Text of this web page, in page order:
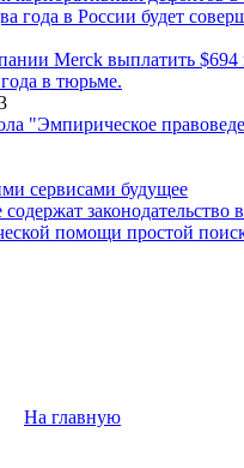
года в России будет
Merck выплатить $694
в тюрьме.
"Эмпирическое
сервисами будущее
помощи простой
На главную